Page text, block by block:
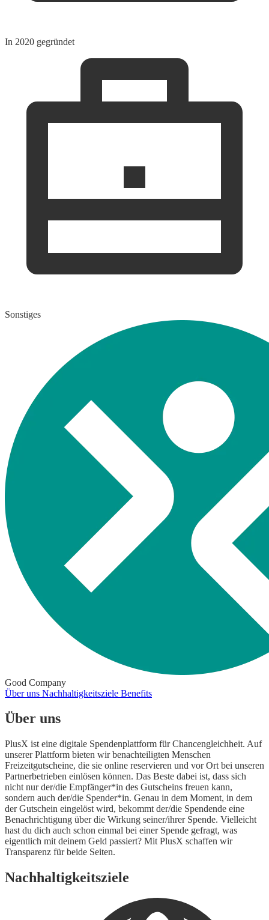
In 2020 gegründet
Sonstiges
Good Company
Über uns Nachhaltigkeitsziele Benefits
Über uns
PlusX ist eine digitale Spendenplattform für Chancengleichheit. Auf
unserer Plattform bieten wir benachteiligten Menschen
Freizeitgutscheine, die sie online reservieren und vor Ort bei unseren
Partnerbetrieben einlösen können. Das Beste dabei ist, dass sich
nicht nur der/die Empfänger*in des Gutscheins freuen kann,
sondern auch der/die Spender*in. Genau in dem Moment, in dem
der Gutschein eingelöst wird, bekommt der/die Spendende eine
Benachrichtigung über die Wirkung seiner/ihrer Spende. Vielleicht
hast du dich auch schon einmal bei einer Spende gefragt, was
eigentlich mit deinem Geld passiert? Mit PlusX schaffen wir
Transparenz für beide Seiten.
Nachhaltigkeitsziele